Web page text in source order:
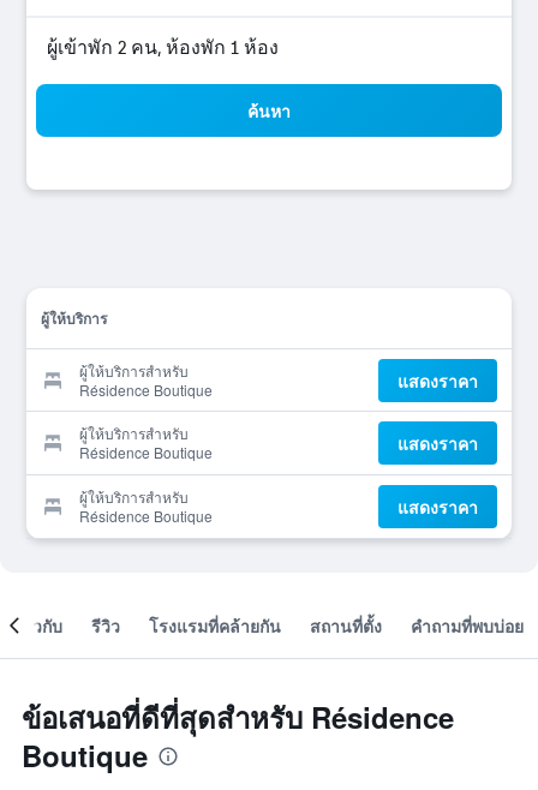
ผู้เข้าพัก 2 คน, ห้องพัก 1 ห้อง
ค้นหา
ผู้ให้บริการ
ผู้ให้บริการสำหรับ
Résidence Boutique
แสดงราคา
ผู้ให้บริการสำหรับ
Résidence Boutique
แสดงราคา
ผู้ให้บริการสำหรับ
Résidence Boutique
แสดงราคา
เกี่ยวกับ รีวิว โรงแรมที่คล้ายกัน สถานที่ตั้ง คำถามที่พบบ่อย
ข้อเสนอที่ดีที่สุดสำหรับ Résidence
Boutique